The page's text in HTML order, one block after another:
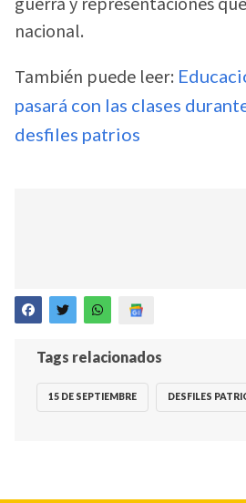
nacional.
También puede leer:
pasará con las clases
desfiles patrios
Tags relacionados
15 DE SEPTIEMBRE DESFILES